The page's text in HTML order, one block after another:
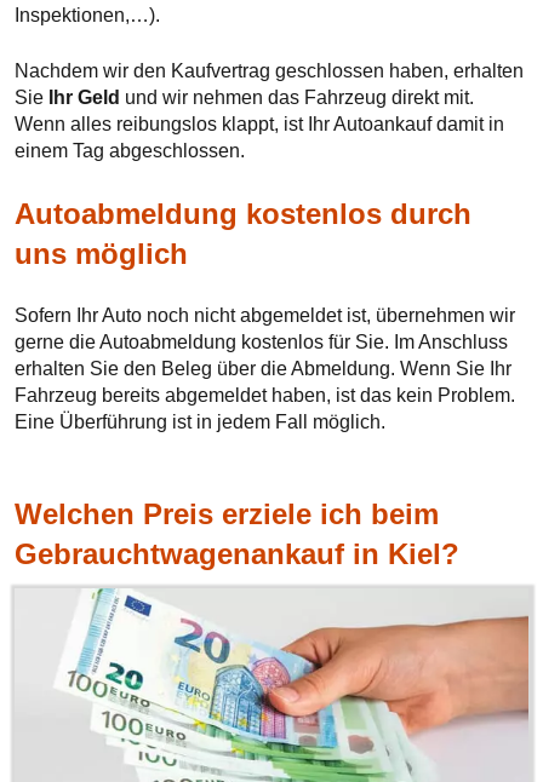
Inspektionen,…).
Nachdem wir den Kaufvertrag geschlossen haben, erhalten
Sie
Ihr Geld und wir nehmen das Fahrzeug direkt mit.
Wenn alles reibungslos klappt, ist Ihr Autoankauf damit in
einem Tag abgeschlossen.
Autoabmeldung kostenlos durch
uns möglich
Sofern Ihr Auto noch nicht abgemeldet ist, übernehmen wir
gerne die Autoabmeldung kostenlos für Sie. Im Anschluss
erhalten Sie den Beleg über die Abmeldung. Wenn Sie Ihr
Fahrzeug bereits abgemeldet haben, ist das kein Problem.
Eine Überführung ist in jedem Fall möglich.
Welchen Preis erziele ich beim
Gebrauchtwagenankauf in Kiel?